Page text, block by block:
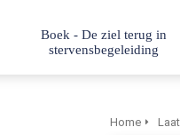
Boek - De ziel terug in
stervensbegeleiding
Home